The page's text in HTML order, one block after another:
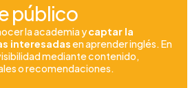
público
la academia ycaptar la
interesadasen aprender inglés. En
mediante contenido,
o recomendaciones.